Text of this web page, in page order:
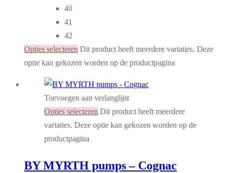
40
41
42
Opties selecteren Dit product heeft meerdere variaties. Deze
optie kan gekozen worden op de productpagina
Toevoegen aan verlanglijst
Opties selecteren Dit product heeft meerdere
variaties. Deze optie kan gekozen worden op de
productpagina
BY MYRTH pumps – Cognac